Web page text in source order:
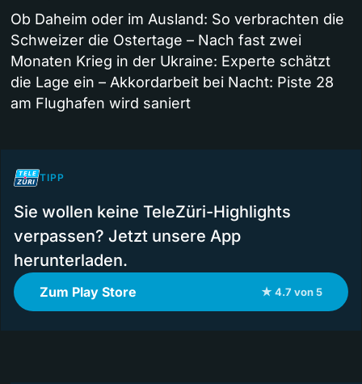
Ob Daheim oder im Ausland: So verbrachten die
Schweizer die Ostertage – Nach fast zwei
Monaten Krieg in der Ukraine: Experte schätzt
die Lage ein – Akkordarbeit bei Nacht: Piste 28
am Flughafen wird saniert
TIPP
Sie wollen keine TeleZüri-Highlights
verpassen? Jetzt unsere App
herunterladen.
Zum Play Store ★ 4.7 von 5